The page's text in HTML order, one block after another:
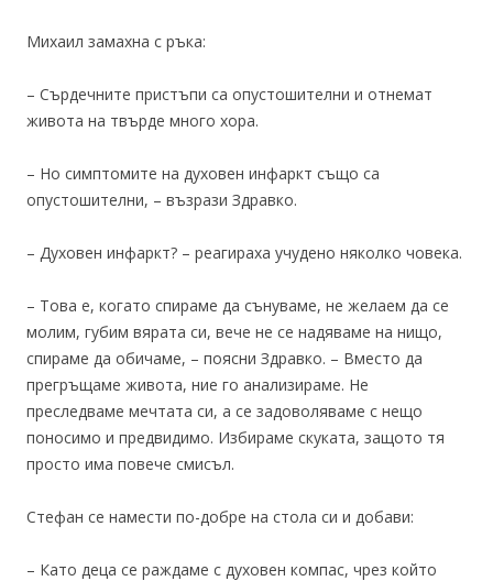
Михаил замахна с ръка:
– Сърдечните пристъпи са опустошителни и отнемат
живота на твърде много хора.
– Но симптомите на духовен инфаркт също са
опустошителни, – възрази Здравко.
– Духовен инфаркт? – реагираха учудено няколко човека.
– Това е, когато спираме да сънуваме, не желаем да се
молим, губим вярата си, вече не се надяваме на нищо,
спираме да обичаме, – поясни Здравко. – Вместо да
прегръщаме живота, ние го анализираме. Не
преследваме мечтата си, а се задоволяваме с нещо
поносимо и предвидимо. Избираме скуката, защото тя
просто има повече смисъл.
Стефан се намести по-добре на стола си и добави:
– Като деца се раждаме с духовен компас, чрез който